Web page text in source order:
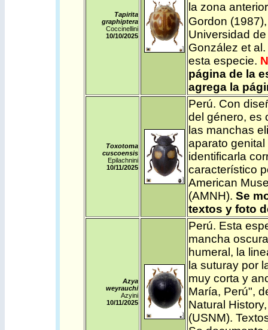
Tapirita
graphiptera
Coccinellini
10/10/2025
la zona
Gordon
Universidad
González et
esta especie.
página de la
agrega la
Toxotoma
cuscoensis
Epilachnini
10/11/2025
Perú. Con
del género, es
las manchas
aparato
identificarla
característico
American
(AMNH). Se
textos y foto
Azya
weyrauchi
Azyini
10/11/2025
Perú. Esta
mancha
humeral, la
la suturay por
muy corta y
María, Perú",
Natural
(USNM).